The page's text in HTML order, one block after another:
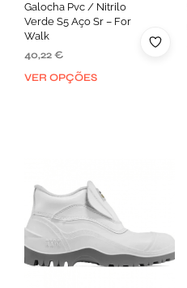
Galocha Pvc / Nitrilo
Verde S5 Aço Sr – For
Walk
40,22€
VER OPÇÕES